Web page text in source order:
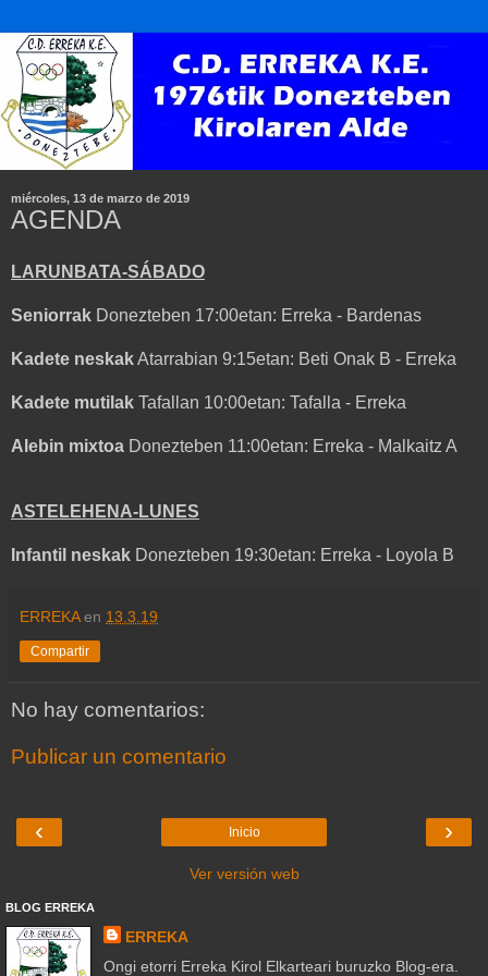
miércoles, 13 de marzo de 2019
AGENDA
LARUNBATA-SÁBADO
Seniorrak Donezteben 17:00etan: Erreka - Bardenas
Kadete neskakAtarrabian 9:15etan: Beti Onak B - Erreka
Kadete mutilak Tafallan 10:00etan: Tafalla - Erreka
Alebin mixtoa Donezteben 11:00etan: Erreka - Malkaitz A
ASTELEHENA-LUNES
Infantil neskak Donezteben 19:30etan: Erreka - Loyola B
ERREKA en 13.3.19
Compartir
No hay comentarios:
Publicar un comentario
‹ ›
Inicio
Ver versión web
BLOG ERREKA
ERREKA
Ongi etorri Erreka Kirol Elkarteari buruzko Blog-era.